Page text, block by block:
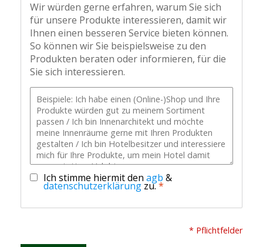
Wir würden gerne erfahren, warum Sie sich
für unsere Produkte interessieren, damit wir
Ihnen einen besseren Service bieten können.
So können wir Sie beispielsweise zu den
Produkten beraten oder informieren, für die
Sie sich interessieren.
Ich stimme hiermit den agb &
datenschutzerklärung zu.*
* Pflichtfelder